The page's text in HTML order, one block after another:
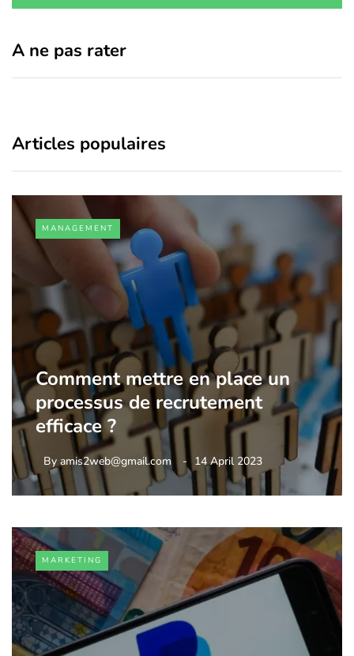
A ne pas rater
Articles populaires
MANAGEMENT
Comment mettre en place un
processus de recrutement
efficace ?
By amis2web@gmail.com 14 April 2023
MARKETING